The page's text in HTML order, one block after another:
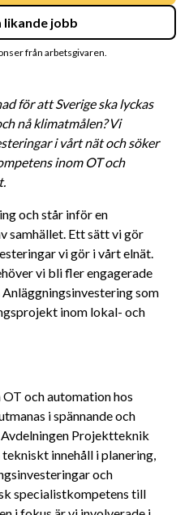
för att Sverige ska lyckas
nå klimatmålen? Vi
i vårt nät och söker
inom OT och
och står inför en
samhället. Ett sätt vi gör
vi gör i vårt elnät.
vi bli fler engagerade
som
inom lokal- och
och automation hos
i spännande och
Projektteknik
innehåll i planering,
och
specialistkompetens till
likande jobb
från arbetsgivaren.